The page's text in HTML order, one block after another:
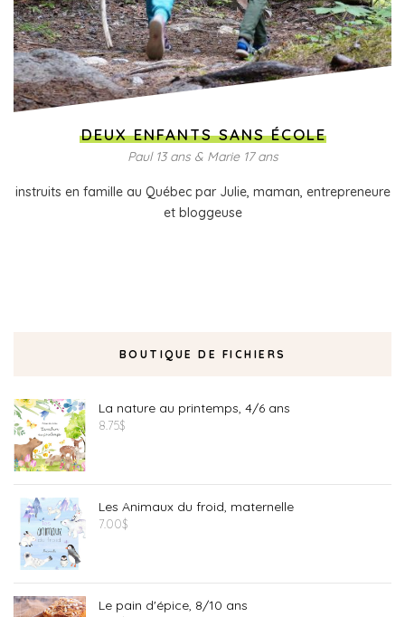
DEUX ENFANTS SANS ÉCOLE
Paul 13 ans & Marie 17 ans
instruits en famille au Québec par Julie, maman, entrepreneure
et bloggeuse
BOUTIQUE DE FICHIERS
La nature au printemps, 4/6 ans
8.75$
Les Animaux du froid, maternelle
7.00$
Le pain d'épice, 8/10 ans